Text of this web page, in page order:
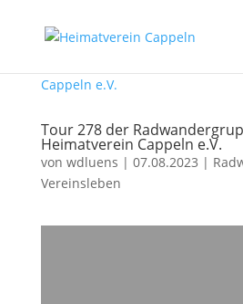
Tour 278 der
Heimatverein Cappeln e.V.
von wdluens | 07.08.2023 |
Vereinsleben